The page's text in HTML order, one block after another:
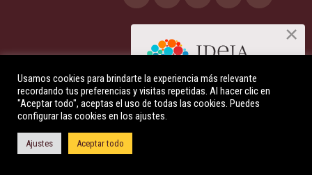
Usamos cookies para brindarte la experiencia más relevante
recordando tus preferencias y visitas repetidas. Al hacer clic en
"Aceptar todo", aceptas el uso de todas las cookies. Puedes
configurar las cookies en los ajustes.
Ajustes Aceptar todo
Descúbre qué es la Indagación